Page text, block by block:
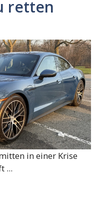
retten
in einer Krise
...